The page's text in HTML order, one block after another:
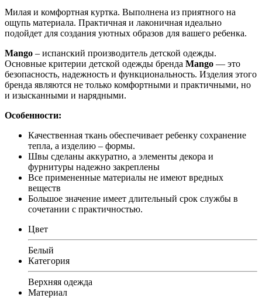
Милая и комфортная куртка. Выполнена из приятного на
ощупь материала. Практичная и лаконичная идеально
подойдет для создания уютных образов для вашего ребенка.
Mango – испанский производитель детской одежды.
Основные критерии детской одежды бренда Mango — это
безопасность, надежность и функциональность. Изделия этого
бренда являются не только комфортными и практичными, но
и изысканными и нарядными.
Особенности:
Качественная ткань обеспечивает ребенку сохранение
тепла, а изделию – формы.
Швы сделаны аккуратно, а элементы декора и
фурнитуры надежно закреплены
Все примененные материалы не имеют вредных
веществ
Большое значение имеет длительный срок службы в
сочетании с практичностью.
Цвет
Белый
Категория
Верхняя одежда
Материал